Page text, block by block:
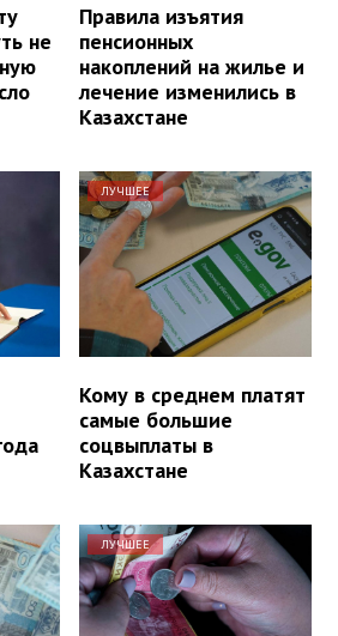
не
Правила изъятия
пенсионных
накоплений на жилье и
лечение изменились в
Казахстане
ЛУЧШЕЕ
Кому в среднем платят
самые большие
соцвыплаты в
Казахстане
ЛУЧШЕЕ